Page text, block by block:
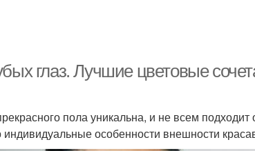
глаз. Лучшие цветовые
пола уникальна, и не всем
особенности внешности